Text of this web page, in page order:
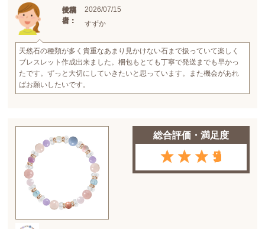
投稿
日：
2026/07/15
投稿
者：
すずか
使用
者：
天然石の種類が多く貴重なあまり見かけない石まで扱っていて楽しく
ブレスレット作成出来ました。梱包もとても丁寧で発送までも早かっ
たです。ずっと大切にしていきたいと思っています。また機会があれ
ばお願いしたいです。
総合評価・満足度
5